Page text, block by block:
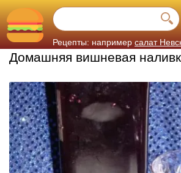
Рецепты: например салат
Домашняя вишневая